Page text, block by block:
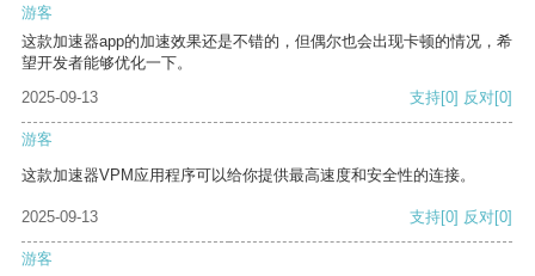
游客
这款加速器app的加速效果还是不错的，但偶尔也会出现卡顿的情况，希
望开发者能够优化一下。
2025-09-13
支持[0] 反对[0]
游客
这款加速器VPM应用程序可以给你提供最高速度和安全性的连接。
2025-09-13 支持[0] 反对[0]
游客